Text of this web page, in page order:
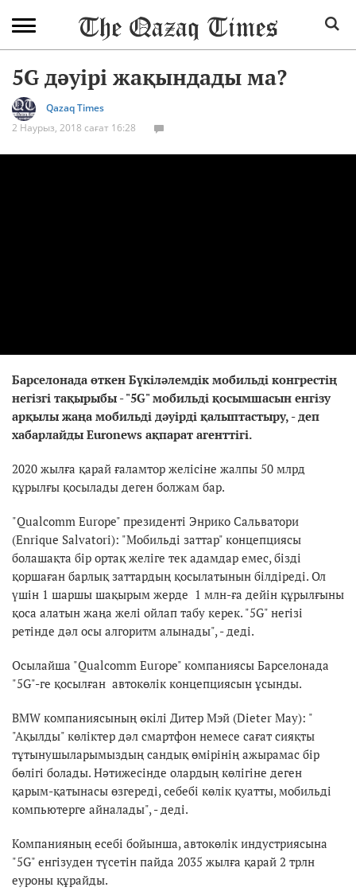
5G дәуірі жақындады ма?
Qazaq Times
2 Наурыз, 2018 сағат 16:28
Барселонада өткен Бүкіләлемдік мобильді конгрестің
негізгі тақырыбы - "5G" мобильді қосымшасын енгізу
арқылы жаңа мобильді дәуірді қалыптастыру, - деп
хабарлайды Euronews ақпарат агенттігі.
2020 жылға қарай ғаламтор желісіне жалпы 50 млрд
құрылғы қосылады деген болжам бар.
"Qualcomm Europе" президенті Энрико Сальватори
(Enrique Salvatori): "Мобильді заттар" концепциясы
болашақта бір ортақ желіге тек адамдар емес, бізді
қоршаған барлық заттардың қосылатынын білдіреді. Ол
үшін 1 шаршы шақырым жерде 1 млн-ға дейін құрылғыны
қоса алатын жаңа желі ойлап табу керек. "5G" негізі
ретінде дәл осы алгоритм алынады", - деді.
Осылайша "Qualcomm Europе" компаниясы Барселонада
"5G"-ге қосылған автокөлік концепциясын ұсынды.
BMW компаниясының өкілі Дитер Мэй (Dieter May): "
"Ақылды" көліктер дәл смартфон немесе сағат сияқты
тұтынушыларымыздың сандық өмірінің ажырамас бір
бөлігі болады. Нәтижесінде олардың көлігіне деген
қарым-қатынасы өзгереді, себебі көлік қуатты, мобильді
компьютерге айналады", - деді.
Компанияның есебі бойынша, автокөлік индустриясына
"5G" енгізуден түсетін пайда 2035 жылға қарай 2 трлн
еуроны құрайды.